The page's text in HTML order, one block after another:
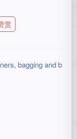
赏
bagging and b